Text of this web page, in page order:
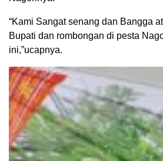
“Kami Sangat senang dan Bangga
Bupati dan rombongan di pesta
ini,”ucapnya.